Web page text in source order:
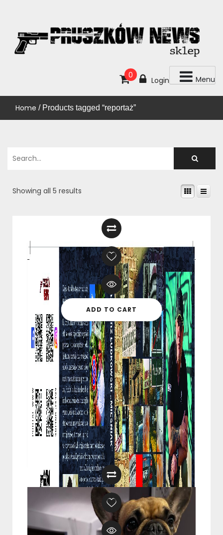
Menu
0
Login
Home / Products tagged “reportaż”
Showing all 5 results
ADD TO CART
IMPERIUM PRUSZKOWA. NARODZINY
POLSKIEJ MAFII I KSIĄŻKA
–79,99zł